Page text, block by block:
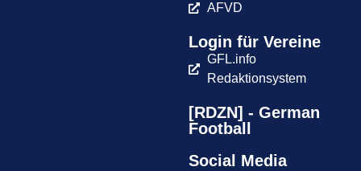
AFVD
Login für Vereine
GFL.info
Redaktionsystem
[RDZN] - German
Football
Social Media